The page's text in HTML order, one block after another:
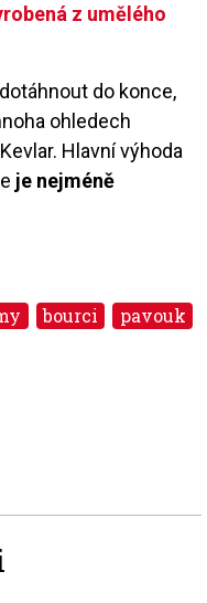
z umělého
do konce,
ohledech
Hlavní výhoda
je nejméně
bourci pavouk